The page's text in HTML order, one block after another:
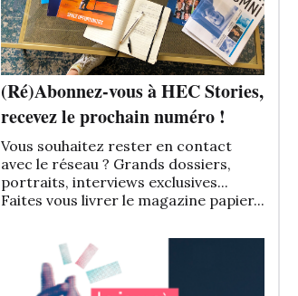
(Ré)Abonnez-vous à HEC Stories,
recevez le prochain numéro !
Vous souhaitez rester en contact
avec le réseau ? Grands dossiers,
portraits, interviews exclusives...
Faites vous livrer le magazine papier...